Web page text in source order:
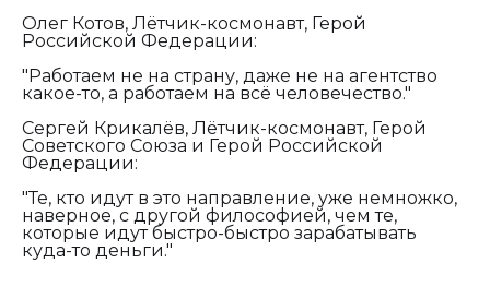
Олег Котов, Лётчик-космонавт, Герой
Российской Федерации:
"Работаем не на страну, даже не на агентство
какое-то, а работаем на всё человечество."
Сергей Крикалёв, Лётчик-космонавт, Герой
Советского Союза и Герой Российской
Федерации:
"Те, кто идут в это направление, уже немножко,
наверное, с другой философией, чем те,
которые идут быстро-быстро зарабатывать
куда-то деньги."